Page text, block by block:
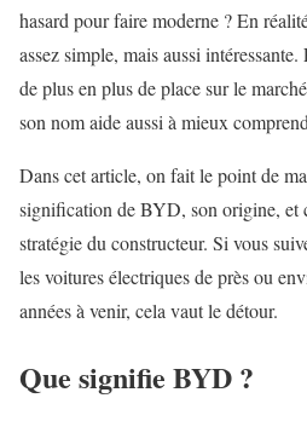
hasard pour faire moderne ? En
assez simple, mais aussi
de plus en plus de place sur le
son nom aide aussi à mieux
Dans cet article, on fait le point de
signification de BYD, son origine, et
stratégie du constructeur. Si vous
les voitures électriques de près ou
années à venir, cela vaut le détour.
Que signifie BYD ?